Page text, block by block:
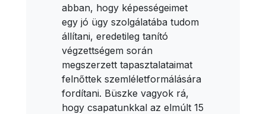
abban, hogy képességeimet
egy jó ügy szolgálatába tudom
állítani, eredetileg tanító
végzettségem során
megszerzett tapasztalataimat
felnőttek szemléletformálására
fordítani. Büszke vagyok rá,
hogy csapatunkkal az elmúlt 15